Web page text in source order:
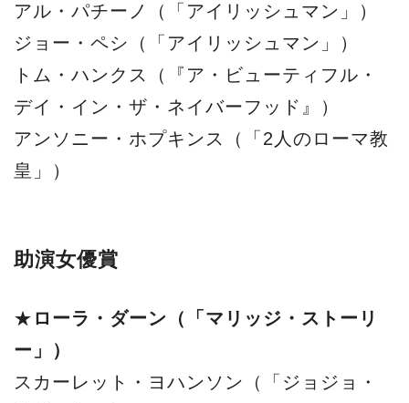
アル・パチーノ（「アイリッシュマン」）
ジョー・ペシ（「アイリッシュマン」）
トム・ハンクス（『ア・ビューティフル・
デイ・イン・ザ・ネイバーフッド』）
アンソニー・ホプキンス（「2人のローマ教
皇」）
助演女優賞
★ ローラ・ダーン（「マリッジ・ストーリ
ー」）
スカーレット・ヨハンソン（「ジョジョ・